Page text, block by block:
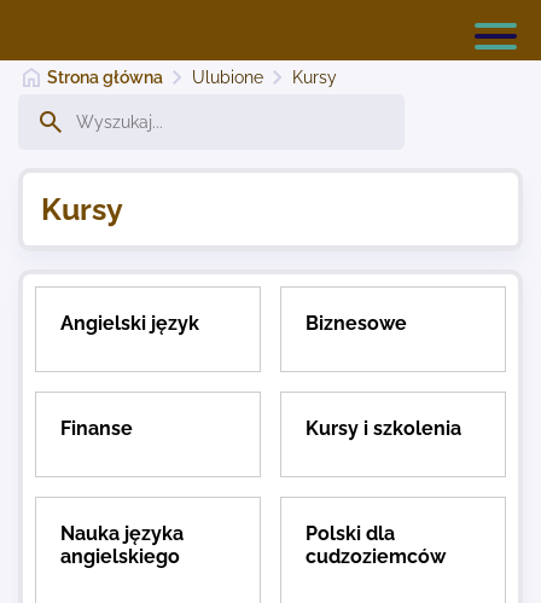
Dodaj stronę
Kontakt
Strona główna Ulubione Kursy
Kursy
Angielski język Biznesowe
Finanse Kursy i szkolenia
Nauka języka
angielskiego
Polski dla
cudzoziemców